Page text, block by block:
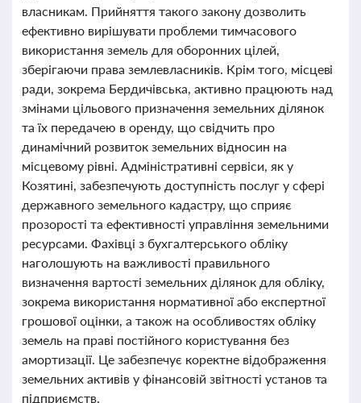
власникам. Прийняття такого закону дозволить
ефективно вирішувати проблеми тимчасового
використання земель для оборонних цілей,
зберігаючи права землевласників. Крім того, місцеві
ради, зокрема Бердичівська, активно працюють над
змінами цільового призначення земельних ділянок
та їх передачею в оренду, що свідчить про
динамічний розвиток земельних відносин на
місцевому рівні. Адміністративні сервіси, як у
Козятині, забезпечують доступність послуг у сфері
державного земельного кадастру, що сприяє
прозорості та ефективності управління земельними
ресурсами. Фахівці з бухгалтерського обліку
наголошують на важливості правильного
визначення вартості земельних ділянок для обліку,
зокрема використання нормативної або експертної
грошової оцінки, а також на особливостях обліку
земель на праві постійного користування без
амортизації. Це забезпечує коректне відображення
земельних активів у фінансовій звітності установ та
підприємств.